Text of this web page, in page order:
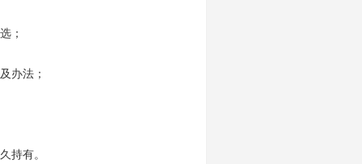
；
办法；
持有。